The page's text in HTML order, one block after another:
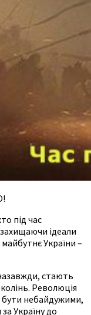
під час
ідеали
України –
стають
Революція
бути небайдужими,
Україну до